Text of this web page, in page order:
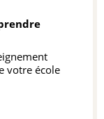
votre école